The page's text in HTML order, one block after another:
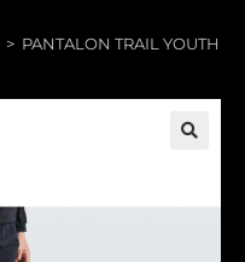
> PANTALON TRAIL YOUTH